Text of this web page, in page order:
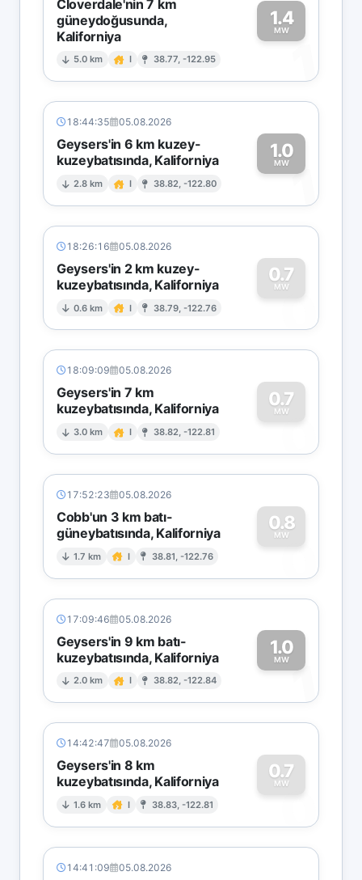
Cloverdale'nin 7 km
güneydoğusunda,
Kaliforniya
5.0 km I 38.77, -122.95
1.4
MW
1
18:44:35 05.08.2026
Geysers'in 6 km kuzey-
kuzeybatısında, Kaliforniya
2.8 km I 38.82, -122.80
1.0
MW1
18:26:16 05.08.2026
Geysers'in 2 km kuzey-
kuzeybatısında, Kaliforniya
0.6 km I 38.79, -122.76
0.7
MW
0
18:09:09 05.08.2026
Geysers'in 7 km
kuzeybatısında, Kaliforniya
3.0 km I 38.82, -122.81
0.7
MW
0
17:52:23 05.08.2026
Cobb'un 3 km batı-
güneybatısında, Kaliforniya
1.7 km I 38.81, -122.76
0.8
MW
0
17:09:46 05.08.2026
Geysers'in 9 km batı-
kuzeybatısında, Kaliforniya
2.0 km I 38.82, -122.84
1.0
MW1
14:42:47 05.08.2026
Geysers'in 8 km
kuzeybatısında, Kaliforniya
1.6 km I 38.83, -122.81
0.7
MW
0
14:41:09 05.08.2026